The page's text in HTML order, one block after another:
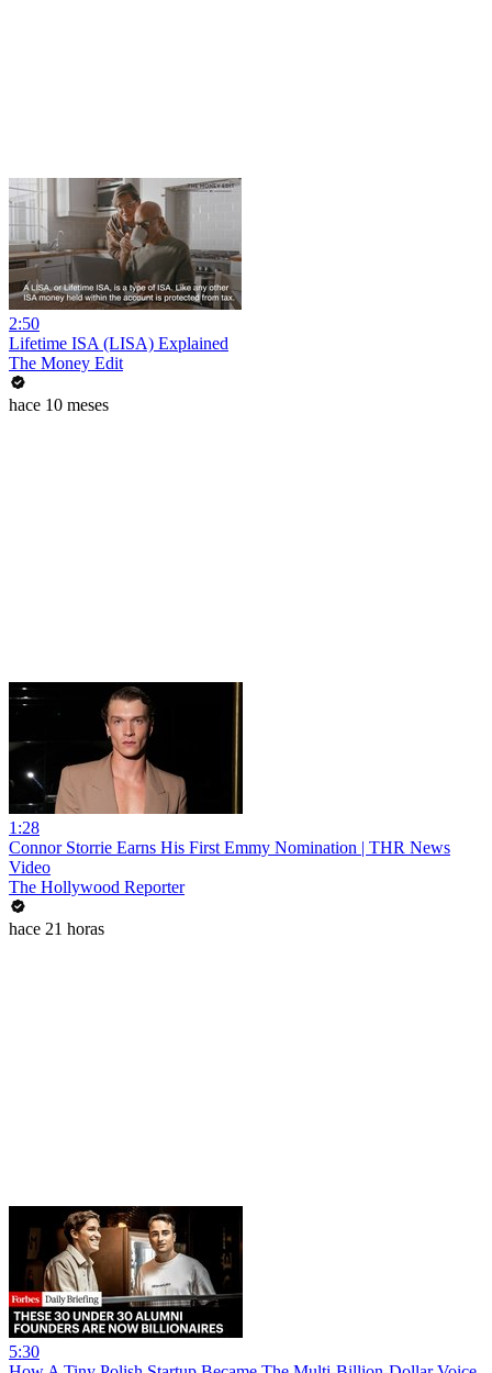
2:50
Lifetime ISA (LISA) Explained
The Money Edit
hace 10 meses
1:28
Connor Storrie Earns His First Emmy Nomination | THR News
Video
The Hollywood Reporter
hace 21 horas
5:30